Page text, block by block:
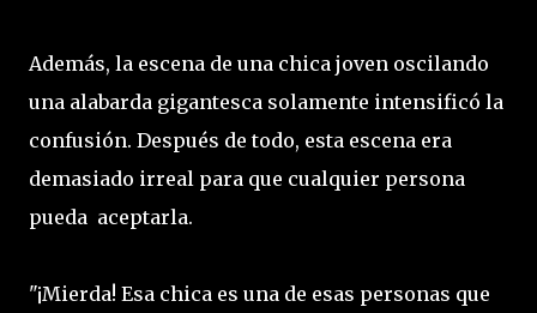
Además, la escena de una chica joven oscilando
una alabarda gigantesca solamente intensificó la
confusión. Después de todo, esta escena era
demasiado irreal para que cualquier persona
pueda aceptarla.
"¡Mierda! Esa chica es una de esas personas que